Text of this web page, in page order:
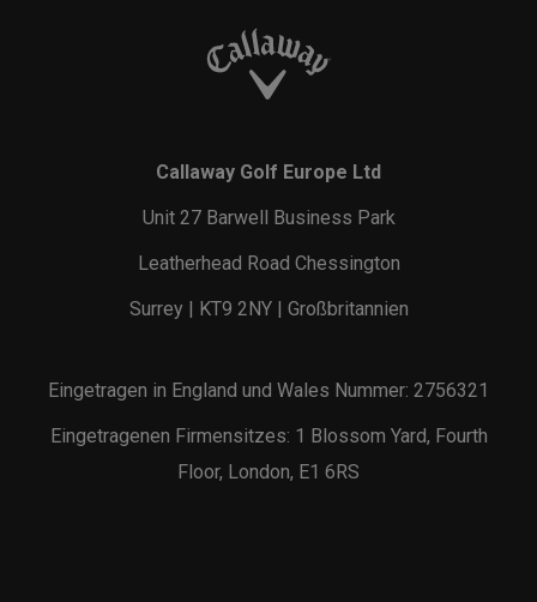
Callaway Golf Europe Ltd
Unit 27 Barwell Business Park
Leatherhead Road Chessington
Surrey | KT9 2NY | Großbritannien
Eingetragen in England und Wales Nummer: 2756321
Eingetragenen Firmensitzes: 1 Blossom Yard, Fourth
Floor, London, E1 6RS